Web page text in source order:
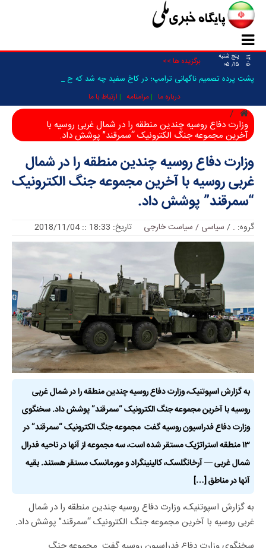
۱۴۰۵
پنج شنبه
۱۵/ ۰۵
برگزیده ها >>
پشت پرده تصمیم ناگهانی ترامپ؛ در کاخ سفید چه شد که حمله ب_
درباره ما مرامنامه ارتباط با ما
وزارت دفاع روسیه چندین منطقه را در شمال غربی روسیه با
آخرین مجموعه جنگ الکترونیک “سمرقند” پوشش داد.
وزارت دفاع روسیه چندین منطقه را در شمال
غربی روسیه با آخرین مجموعه جنگ الکترونیک
“سمرقند” پوشش داد.
گروه: .
/ سیاسی / سیاست خارجی تاریخ: 18:33 :: 2018/11/04
به گزارش اسپوتنیک، وزارت دفاع روسیه چندین منطقه را در شمال غربی
روسیه با آخرین مجموعه جنگ الکترونیک “سمرقند” پوشش داد. سخنگوی
وزارت دفاع فدراسیون روسیه گفت مجموعه جنگ الکترونیک “سمرقند” در
۱۳ منطقه استراتژیک مستقر شده است، سه مجموعه از آنها در ناحیه فدرال
شمال غربی — آرخانگلسک، کالینینگراد و مورمانسک مستقر هستند. بقیه
آنها در مناطق […]
به گزارش اسپوتنیک، وزارت دفاع روسیه چندین منطقه را در شمال
غربی روسیه با آخرین مجموعه جنگ الکترونیک “سمرقند” پوشش داد.